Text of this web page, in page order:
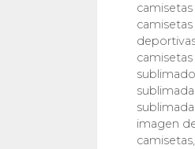
imagen
camisetas,